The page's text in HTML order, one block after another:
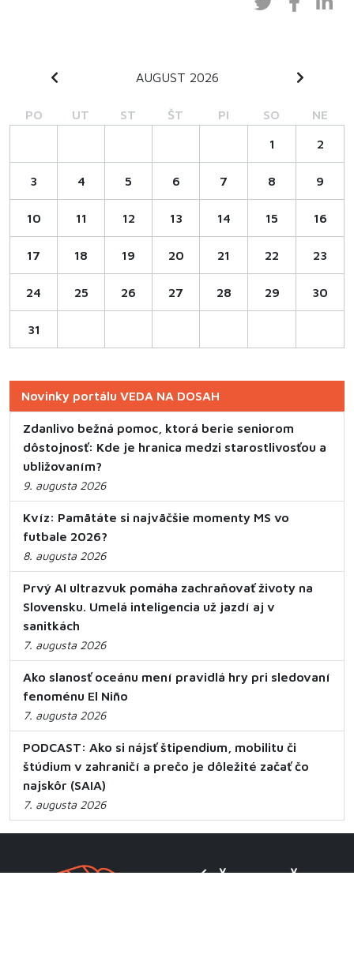
AUGUST 2026
PO UT ST ŠT PI SO NE
1 2
3 4 5 6 7 8 9
10 11 12 13 14 15 16
17 18 19 20 21 22 23
24 25 26 27 28 29 30
31
Novinky portálu VEDA NA DOSAH
Zdanlivo bežná pomoc, ktorá berie seniorom
dôstojnosť: Kde je hranica medzi starostlivosťou a
ubližovaním?
9. augusta 2026
Kvíz: Pamätáte si najväčšie momenty MS vo
futbale 2026?
8. augusta 2026
Prvý AI ultrazvuk pomáha zachraňovať životy na
Slovensku. Umelá inteligencia už jazdí aj v
sanitkách
7. augusta 2026
Ako slanosť oceánu mení pravidlá hry pri sledovaní
fenoménu El Niño
7. augusta 2026
PODCAST: Ako si nájsť štipendium, mobilitu či
štúdium v zahraničí a prečo je dôležité začať čo
najskôr (SAIA)
7. augusta 2026